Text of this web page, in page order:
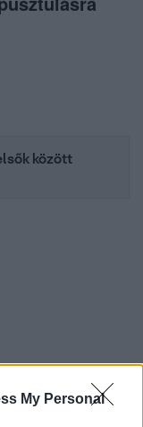
My Personal
között
hírekről a